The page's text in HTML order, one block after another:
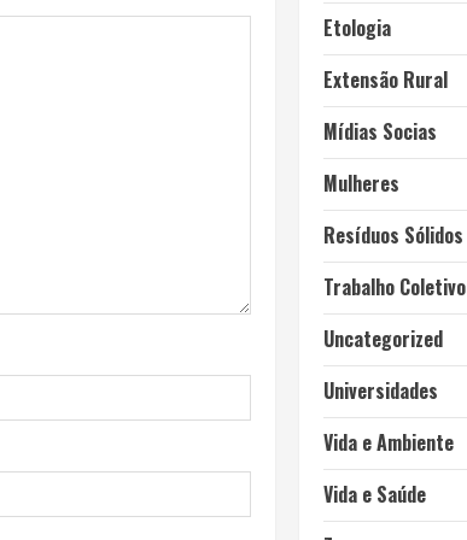
Etologia
Extensão Rural
Mídias Socias
Mulheres
Resíduos Sólidos
Trabalho Coletivo
Uncategorized
Universidades
Vida e Ambiente
Vida e Saúde